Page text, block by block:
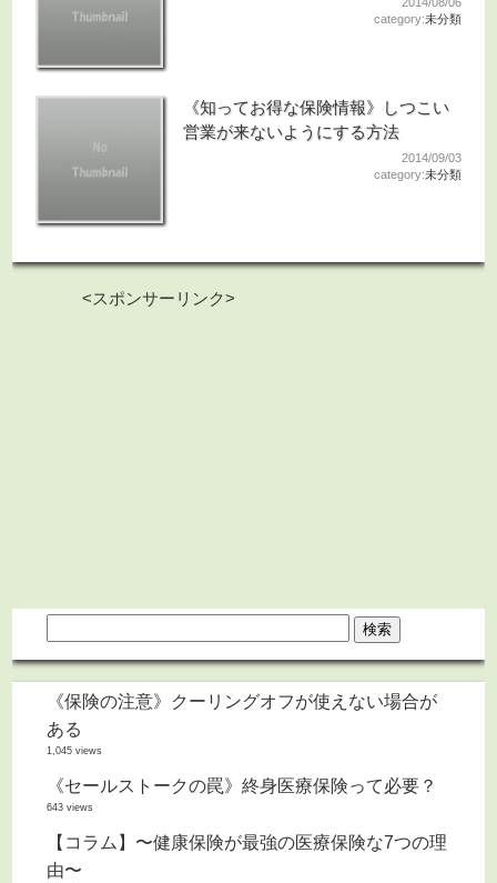
category:未分類
《知ってお得な保険情報》しつこい
営業が来ないようにする方法
2014/09/03
category:未分類
<スポンサーリンク>
《保険の注意》クーリングオフが使えない場合が
ある
1,045 views
《セールストークの罠》終身医療保険って必要？
643 views
【コラム】〜健康保険が最強の医療保険な7つの理
由〜